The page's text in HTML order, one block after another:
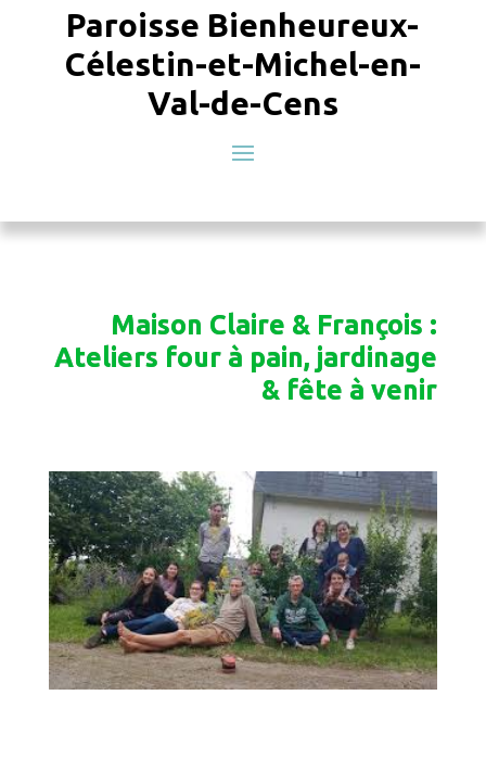
Paroisse Bienheureux-
Célestin-et-Michel-en-
Val-de-Cens
Maison Claire & François :
Ateliers four à pain, jardinage
& fête à venir